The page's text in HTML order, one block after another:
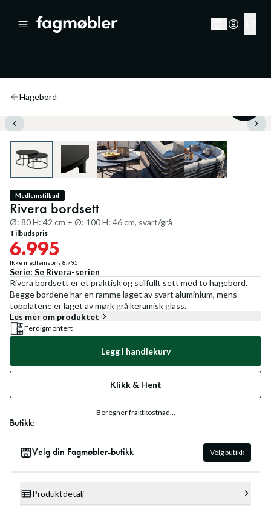
Hagebord
Medlemstilbud
Rivera bordsett
Ø: 80 H: 42 cm + Ø: 100 H: 46 cm, svart/grå
Tilbudspris
6.995
Ikke medlemspris8.795
Serie: Se Rivera-serien
Rivera bordsett er et praktisk og stilfullt sett med to hagebord.
Begge bordene har en ramme laget av svart aluminium, mens
topplatene er laget av mørk grå keramisk glass.
Les mer om produktet
Ferdigmontert
Legg i handlekurv
Klikk & Hent
Beregner fraktkostnad...
Butikk:
Velg din Fagmøbler-butikk Velg butikk
Produktdetalj